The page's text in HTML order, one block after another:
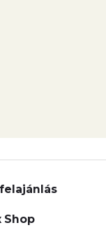
Shop